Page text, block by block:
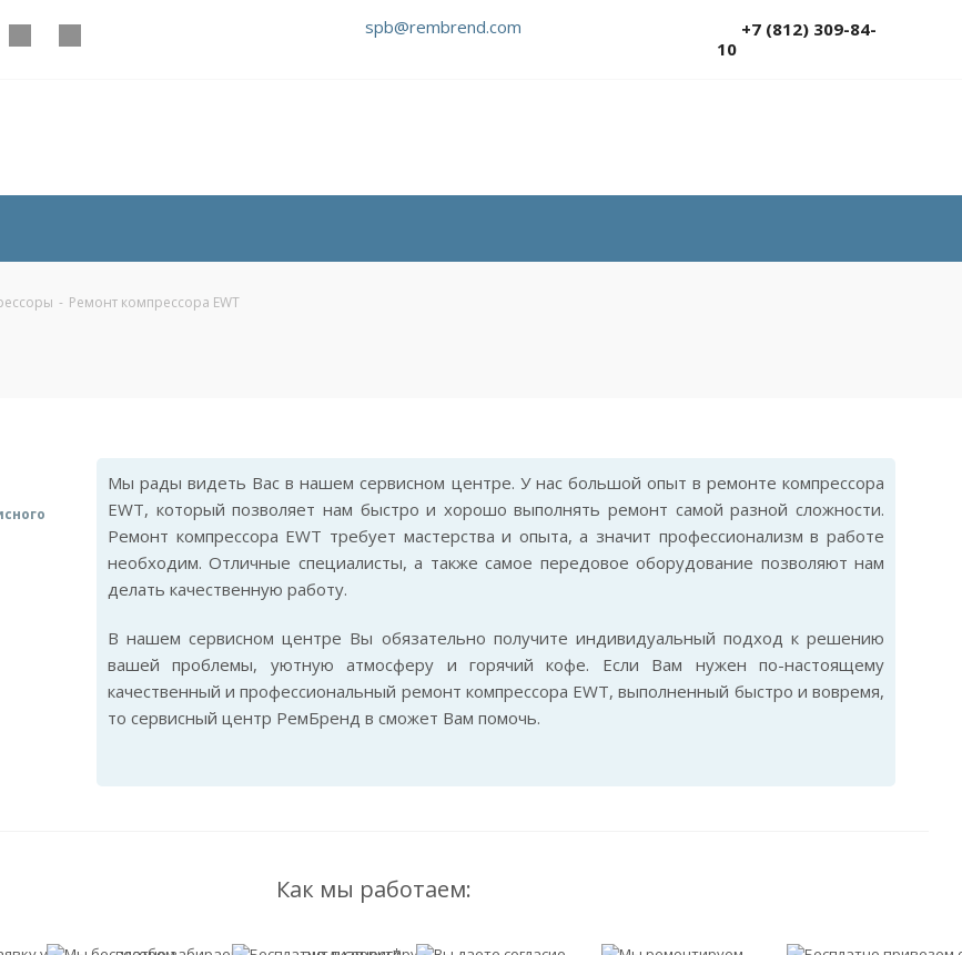
spb@rembrend.com
+7 (812) 309-84-
10
- Ремонт компрессора EWT
Мы рады видеть Вас в нашем сервисном центре. У нас большой опыт в ремонте компрессора
EWT, который позволяет нам быстро и хорошо выполнять ремонт самой разной сложности.
Ремонт компрессора EWT требует мастерства и опыта, а значит профессионализм в работе
необходим. Отличные специалисты, а также самое передовое оборудование позволяют нам
делать качественную работу.
В нашем сервисном центре Вы обязательно получите индивидуальный подход к решению
вашей проблемы, уютную атмосферу и горячий кофе. Если Вам нужен по-настоящему
качественный и профессиональный ремонт компрессора EWT, выполненный быстро и вовремя,
то сервисный центр РемБренд в сможет Вам помочь.
Как мы работаем: